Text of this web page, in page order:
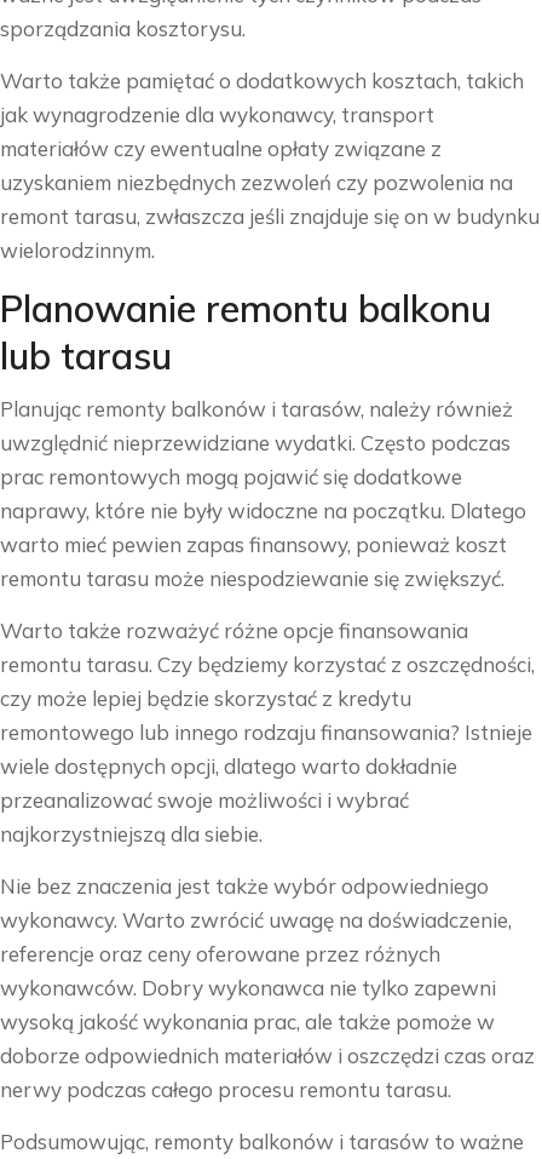
sporządzania kosztorysu.
Warto także pamiętać o dodatkowych kosztach, takich
jak wynagrodzenie dla wykonawcy, transport
materiałów czy ewentualne opłaty związane z
uzyskaniem niezbędnych zezwoleń czy pozwolenia na
remont tarasu, zwłaszcza jeśli znajduje się on w budynku
wielorodzinnym.
Planowanie remontu balkonu
lub tarasu
Planując remonty balkonów i tarasów, należy również
uwzględnić nieprzewidziane wydatki. Często podczas
prac remontowych mogą pojawić się dodatkowe
naprawy, które nie były widoczne na początku. Dlatego
warto mieć pewien zapas finansowy, ponieważ koszt
remontu tarasu może niespodziewanie się zwiększyć.
Warto także rozważyć różne opcje finansowania
remontu tarasu. Czy będziemy korzystać z oszczędności,
czy może lepiej będzie skorzystać z kredytu
remontowego lub innego rodzaju finansowania? Istnieje
wiele dostępnych opcji, dlatego warto dokładnie
przeanalizować swoje możliwości i wybrać
najkorzystniejszą dla siebie.
Nie bez znaczenia jest także wybór odpowiedniego
wykonawcy. Warto zwrócić uwagę na doświadczenie,
referencje oraz ceny oferowane przez różnych
wykonawców. Dobry wykonawca nie tylko zapewni
wysoką jakość wykonania prac, ale także pomoże w
doborze odpowiednich materiałów i oszczędzi czas oraz
nerwy podczas całego procesu remontu tarasu.
Podsumowując, remonty balkonów i tarasów to ważne